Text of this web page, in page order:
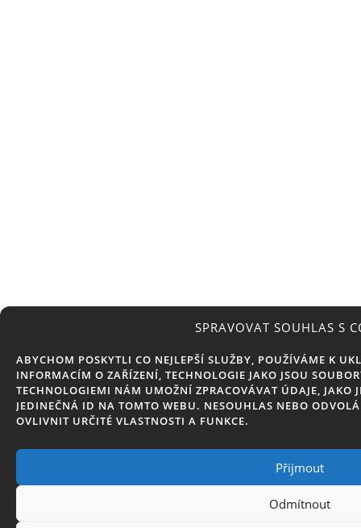
SPRAVOVAT SOUHLAS S
ABYCHOM POSKYTLI CO NEJLEPŠÍ SLUŽBY, POUŽÍVÁME K
INFORMACÍM O ZAŘÍZENÍ, TECHNOLOGIE JAKO JSOU
TECHNOLOGIEMI NÁM UMOŽNÍ ZPRACOVÁVAT ÚDAJE, JAKO
JEDINEČNÁ ID NA TOMTO WEBU. NESOUHLAS NEBO
OVLIVNIT URČITÉ VLASTNOSTI A FUNKCE.
Přijmout
Odmítnout